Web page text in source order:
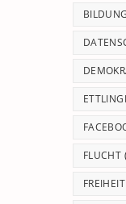
BILDUNG
FLUCHT
FREIHEIT